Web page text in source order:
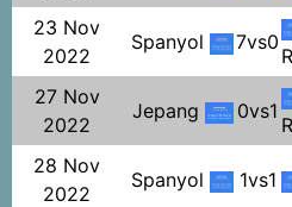
23 Nov
2022
Spanyol 7vs0
27 Nov
2022
Jepang 0vs1
28 Nov
2022
Spanyol 1vs1